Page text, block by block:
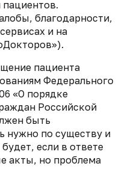
благодарности,
и на
пациента
Федерального
«О порядке
Российской
быть
нужно по существу и
если в ответе
акты, но проблема